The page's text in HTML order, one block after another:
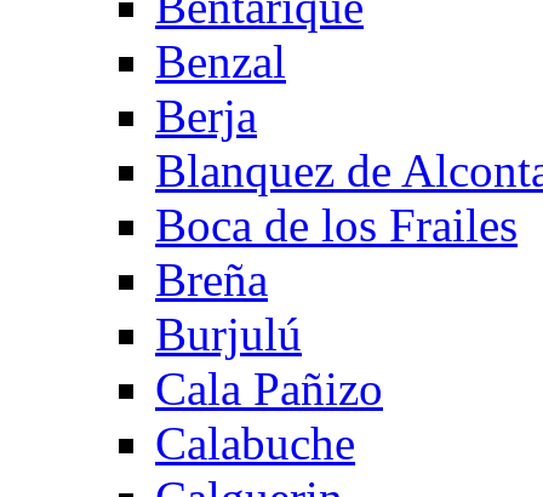
Benzal
Berja
Blanquez de
Boca de los Frailes
Breña
Burjulú
Cala Pañizo
Calabuche